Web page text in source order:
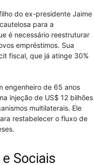
do ex-presidente Jaime
para a
é necessário reestruturar
empréstimos. Sua
fiscal, que já atinge 30%
engenheiro de 65 anos
injeção de US$ 12 bilhões
multilaterais. Ele
restabelecer o fluxo de
Sociais